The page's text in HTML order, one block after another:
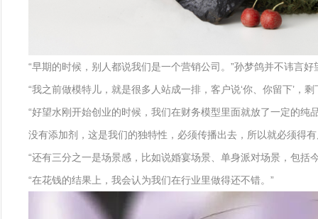
“早期的时候，别人都说我们是一个营销公司。”孙梦鸽并不讳言
“我之前做模特儿，就是很多人站成一排，客户说‘你、你留下’
“好望水刚开始创业的时候，我们在财务模型里面就放了一定的
没有添加剂，这是我们的独特性，必须传播出去，所以就必须得
“还有三分之一是场景感，比如说婚宴场景、单身派对场景，包
“在花钱的结果上，我会认为我们在行业里做得还不错。”